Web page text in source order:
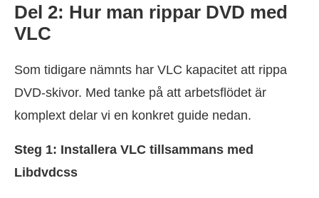
Del 2: Hur man rippar DVD med
VLC
Som tidigare nämnts har VLC kapacitet att rippa
DVD-skivor. Med tanke på att arbetsflödet är
komplext delar vi en konkret guide nedan.
Steg 1: Installera VLC tillsammans med
Libdvdcss